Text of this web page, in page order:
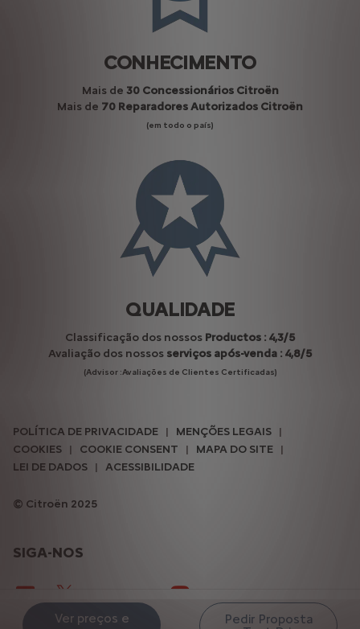
Ver preços e
Pedir Proposta
CONHECIMENTO
Mais de 30 Concessionários Citroën
Mais de 70 Reparadores Autorizados Citroën
(em todo o país)
QUALIDADE
Classificação dos nossos Productos : 4,3/5
Avaliação dos nossos serviços após-venda : 4,8/5
(Advisor :Avaliações de Clientes Certificadas)
SIGA-NOS
Citroën 2025
POLÍTICA DE PRIVACIDADE
MENÇÕES LEGAIS
COOKIES
COOKIE CONSENT
MAPA DO SITE
LEI DE DADOS
ACESSIBILIDADE